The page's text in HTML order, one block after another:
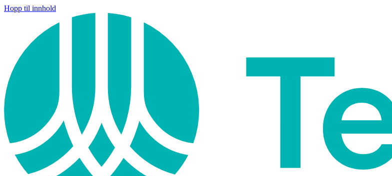
Hopp til innhold